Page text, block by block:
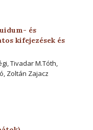
és
kifejezések és
Tivadar M.Tóth,
Zoltán Zajacz